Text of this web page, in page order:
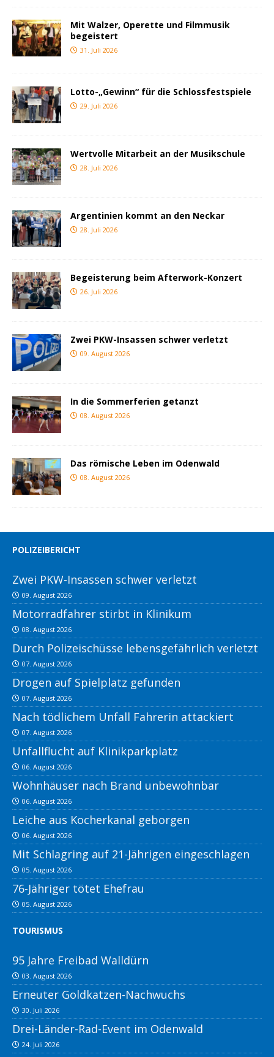
Mit Walzer, Operette und Filmmusik
begeistert
31. Juli 2026
Lotto-„Gewinn“ für die Schlossfestspiele
29. Juli 2026
Wertvolle Mitarbeit an der Musikschule
28. Juli 2026
Argentinien kommt an den Neckar
28. Juli 2026
Begeisterung beim Afterwork-Konzert
26. Juli 2026
Zwei PKW-Insassen schwer verletzt
09. August 2026
In die Sommerferien getanzt
08. August 2026
Das römische Leben im Odenwald
08. August 2026
POLIZEIBERICHT
Zwei PKW-Insassen schwer verletzt
09. August 2026
Motorradfahrer stirbt in Klinikum
08. August 2026
Durch Polizeischüsse lebensgefährlich verletzt
07. August 2026
Drogen auf Spielplatz gefunden
07. August 2026
Nach tödlichem Unfall Fahrerin attackiert
07. August 2026
Unfallflucht auf Klinikparkplatz
06. August 2026
Wohnhäuser nach Brand unbewohnbar
06. August 2026
Leiche aus Kocherkanal geborgen
06. August 2026
Mit Schlagring auf 21-Jährigen eingeschlagen
05. August 2026
76-Jähriger tötet Ehefrau
05. August 2026
TOURISMUS
95 Jahre Freibad Walldürn
03. August 2026
Erneuter Goldkatzen-Nachwuchs
30. Juli 2026
Drei-Länder-Rad-Event im Odenwald
24. Juli 2026